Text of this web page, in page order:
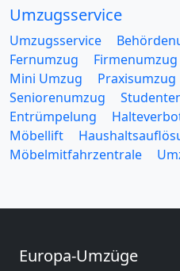
Umzugsservice
Umzugsservice
Fernumzug
Firmenumzug
Mini Umzug
Praxisumzug
Seniorenumzug
Entrümpelung
Möbellift
Möbelmitfahrzentrale
Europa-Umzüge